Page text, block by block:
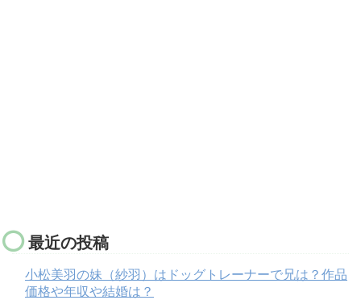
最近の投稿
小松美羽の妹（紗羽）はドッグトレーナーで兄は？作品
価格や年収や結婚は？